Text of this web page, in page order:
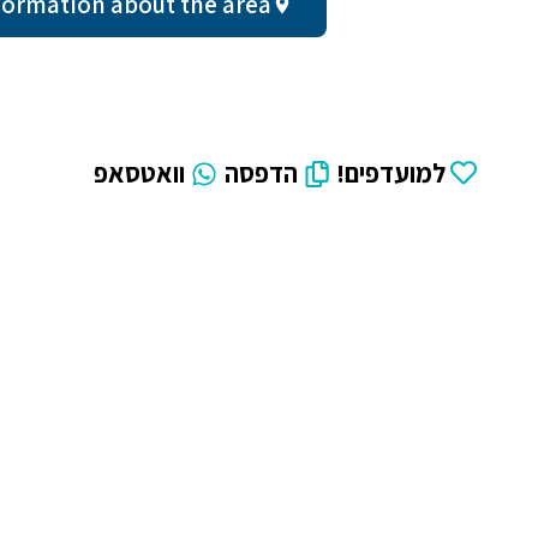
למועדפים! הדפסה וואטסאפ